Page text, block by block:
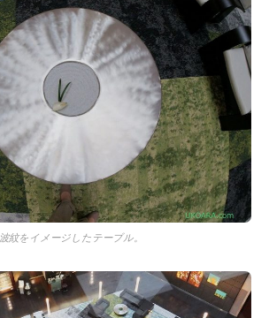
波紋をイメージしたテーブル。